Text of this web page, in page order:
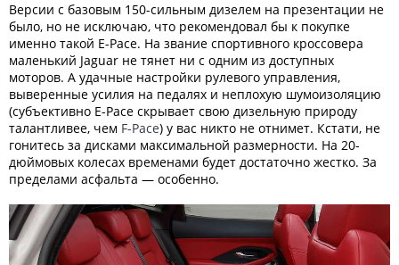
Версии с базовым 150-сильным дизелем на презентации не
было, но не исключаю, что рекомендовал бы к покупке
именно такой E-Pace. На звание спортивного кроссовера
маленький Jaguar не тянет ни с одним из доступных
моторов. А удачные настройки рулевого управления,
выверенные усилия на педалях и неплохую шумоизоляцию
(субъективно E-Pace скрывает свою дизельную природу
талантливее, чем F-Pace) у вас никто не отнимет. Кстати, не
гонитесь за дисками максимальной размерности. На 20-
дюймовых колесах временами будет достаточно жестко. За
пределами асфальта — особенно.